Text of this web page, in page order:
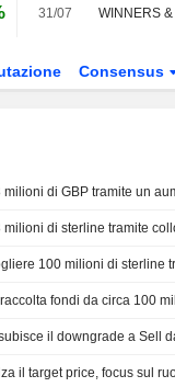
31/07
Consensus
di sterline tramite
il downgrade a Sell